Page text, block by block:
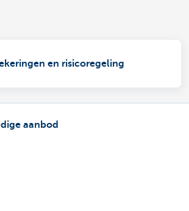
en risicoregeling
aanbod